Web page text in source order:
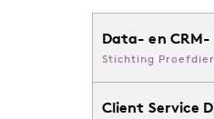
Data- en
Stichting
Client Service